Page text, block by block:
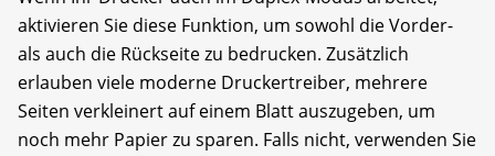
aktivieren Sie diese Funktion, um sowohl die Vorder-
als auch die Rückseite zu bedrucken. Zusätzlich
erlauben viele moderne Druckertreiber, mehrere
Seiten verkleinert auf einem Blatt auszugeben, um
noch mehr Papier zu sparen. Falls nicht, verwenden Sie